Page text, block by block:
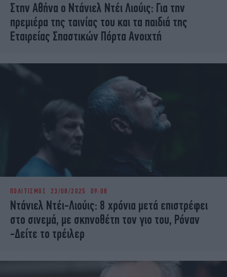
Στην Αθήνα ο Ντάνιελ Ντέι Λιούις: Για την
πρεμιέρα της ταινίας του και τα παιδιά της
Εταιρείας Σπαστικών Πόρτα Ανοιχτή
ΠΟΛΙΤΙΣΜΟΣ 23/08/2025 09:08
Ντάνιελ Ντέι-Λιούις: 8 χρόνια μετά επιστρέφει
στο σινεμά, με σκηνοθέτη τον γιο του, Ρόναν
-Δείτε το τρέιλερ